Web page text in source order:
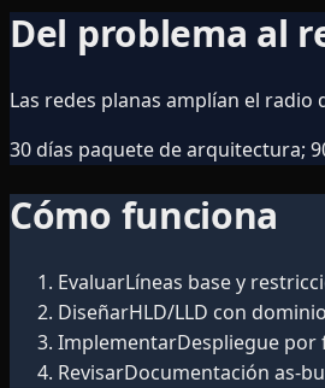
Del problema al
Las redes planas amplían el radio
30 días paquete de arquitectura;
Cómo funciona
EvaluarLíneas base y
DiseñarHLD/LLD con
ImplementarDespliegue por
RevisarDocumentación as-